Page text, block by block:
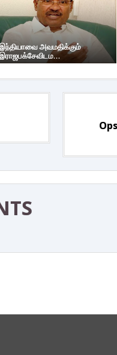
அவமதிக்கும்